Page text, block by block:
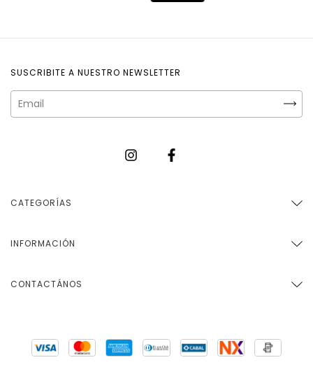
SUSCRIBITE A NUESTRO NEWSLETTER
CATEGORÍAS
INFORMACIÓN
CONTACTÁNOS